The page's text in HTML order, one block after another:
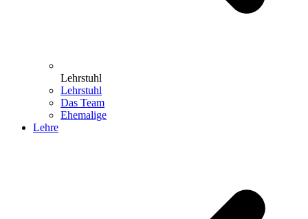
Lehrstuhl
Lehrstuhl
Das Team
Ehemalige
Lehre